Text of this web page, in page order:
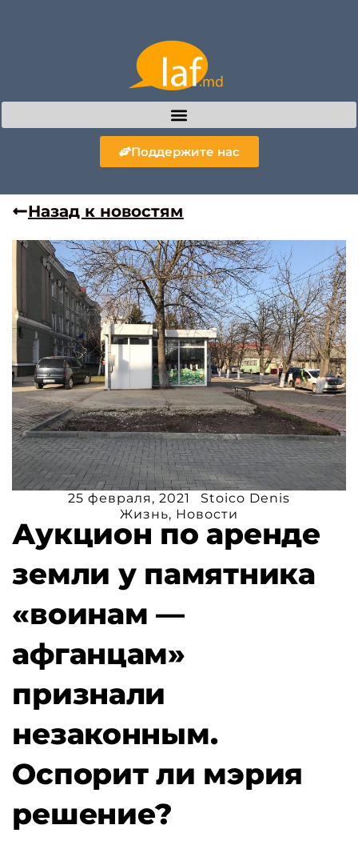
Поддержите нас
Назад к новостям
25 февраля, 2021
Stoico Denis
Жизнь, Новости
Аукцион по аренде
земли у памятника
«воинам —
афганцам»
признали
незаконным.
Оспорит ли мэрия
решение?